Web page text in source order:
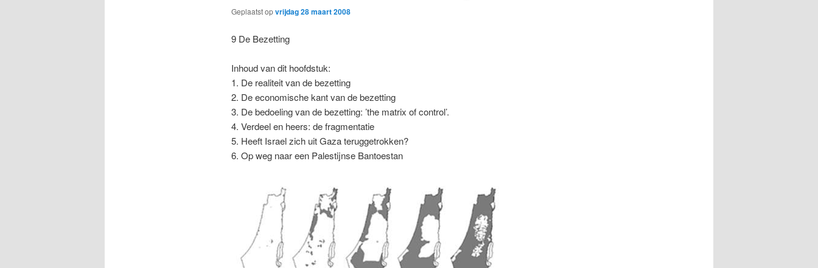
Geplaatst opvrijdag 28 maart 2008
9 De Bezetting
Inhoud van dit hoofdstuk:
1. De realiteit van de bezetting
2. De economische kant van de bezetting
3. De bedoeling van de bezetting: ’the matrix of control’.
4. Verdeel en heers: de fragmentatie
5. Heeft Israel zich uit Gaza teruggetrokken?
6. Op weg naar een Palestijnse Bantoestan